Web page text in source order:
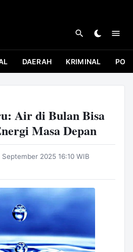
DAERAH KRIMINAL
Air di Bulan Bisa
Masa Depan
September 2025 16:10 WIB